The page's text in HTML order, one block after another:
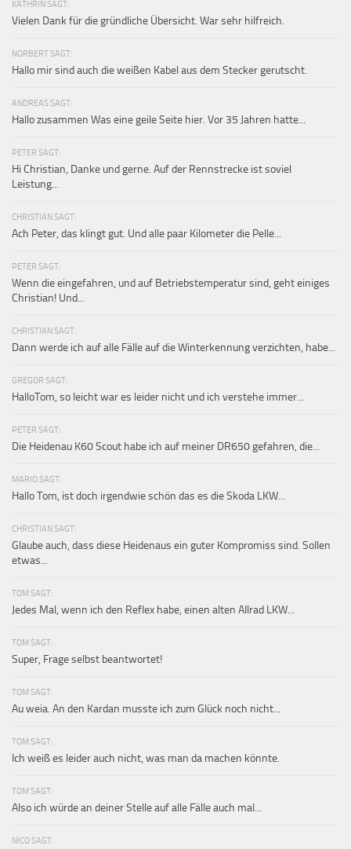
KATHRIN SAGT:
Vielen Dank für die gründliche Übersicht. War sehr hilfreich.
NORBERT SAGT:
Hallo mir sind auch die weißen Kabel aus dem Stecker gerutscht.
ANDREAS SAGT:
Hallo zusammen Was eine geile Seite hier. Vor 35 Jahren hatte...
PETER SAGT:
Hi Christian, Danke und gerne. Auf der Rennstrecke ist soviel
Leistung...
CHRISTIAN SAGT:
Ach Peter, das klingt gut. Und alle paar Kilometer die Pelle...
PETER SAGT:
Wenn die eingefahren, und auf Betriebstemperatur sind, geht einiges
Christian! Und...
CHRISTIAN SAGT:
Dann werde ich auf alle Fälle auf die Winterkennung verzichten, habe...
GREGOR SAGT:
HalloTom, so leicht war es leider nicht und ich verstehe immer...
PETER SAGT:
Die Heidenau K60 Scout habe ich auf meiner DR650 gefahren, die...
MARIO SAGT:
Hallo Tom, ist doch irgendwie schön das es die Skoda LKW...
CHRISTIAN SAGT:
Glaube auch, dass diese Heidenaus ein guter Kompromiss sind. Sollen
etwas...
TOM SAGT:
Jedes Mal, wenn ich den Reflex habe, einen alten Allrad LKW...
TOM SAGT:
Super, Frage selbst beantwortet!
TOM SAGT:
Au weia. An den Kardan musste ich zum Glück noch nicht...
TOM SAGT:
Ich weiß es leider auch nicht, was man da machen könnte.
TOM SAGT:
Also ich würde an deiner Stelle auf alle Fälle auch mal...
NICO SAGT: